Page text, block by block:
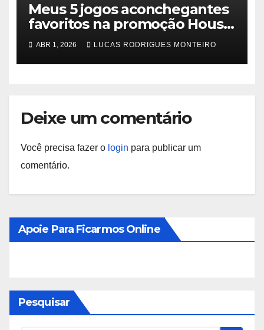
Meus 5 jogos aconchegantes
favoritos na promoção House
and Home do Steam
ABR 1, 2026 LUCAS RODRIGUES MONTEIRO
Deixe um comentário
Você precisa fazer o login para publicar um
comentário.
Apoie Para Ficarmos Online
Pesquisar